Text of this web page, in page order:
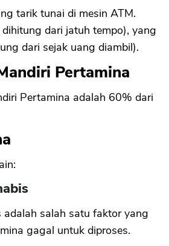
tarik tunai di mesin ATM.
dari jatuh tempo), yang
dari sejak uang diambil).
Pertamina
Pertamina adalah 60% dari
salah satu faktor yang
gagal untuk diproses.